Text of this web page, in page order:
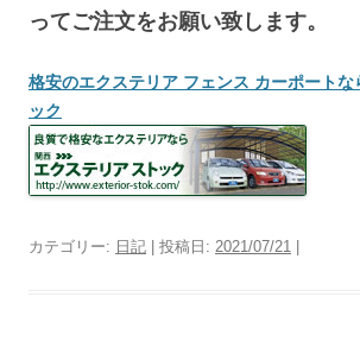
ってご注文をお願い致します。
格安のエクステリア フェンス カーポートな
ック
カテゴリー: 日記 | 投稿日: 2021/07/21